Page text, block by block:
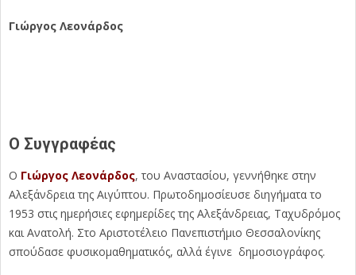
Γιώργος Λεονάρδος
Ο Συγγραφέας
Ο Γιώργος Λεονάρδος, του Αναστασίου, γεννήθηκε στην
Αλεξάνδρεια της Αιγύπτου. Πρωτοδημοσίευσε διηγήματα το
1953 στις ημερήσιες εφημερίδες της Αλεξάνδρειας, Ταχυδρόμος
και Ανατολή. Στο Αριστοτέλειο Πανεπιστήμιο Θεσσαλονίκης
σπούδασε φυσικομαθηματικός, αλλά έγινε δημοσιογράφος.